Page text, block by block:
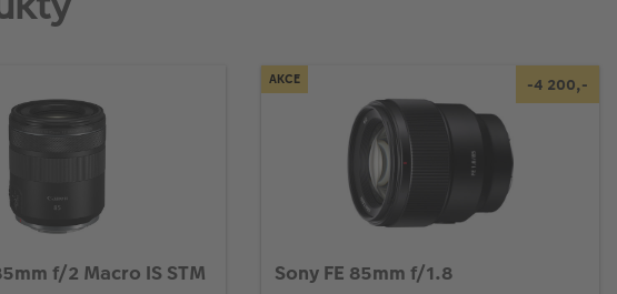
f/2 Macro IS STM
AKCE -4 200,-
Sony FE 85mm f/1.8